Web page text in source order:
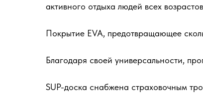
активного отдыха людей всех
Покрытие EVA, предотвращающее
Благодаря своей универсальности,
SUP-доска снабжена страховочным